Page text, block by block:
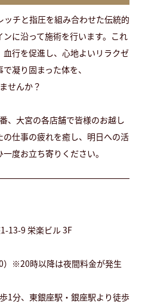
チと指圧を組み合わせた伝統的
に沿って施術を行います。これ
行を促進し、心地よいリラクゼ
凝り固まった体を、
せんか？
、大宮の各店舗で皆様のお越し
仕事の疲れを癒し、明日への活
度お立ち寄りください。
13-9 栄楽ビル 3F
）※20時以降は夜間料金が発生
1分、東銀座駅・銀座駅より徒歩